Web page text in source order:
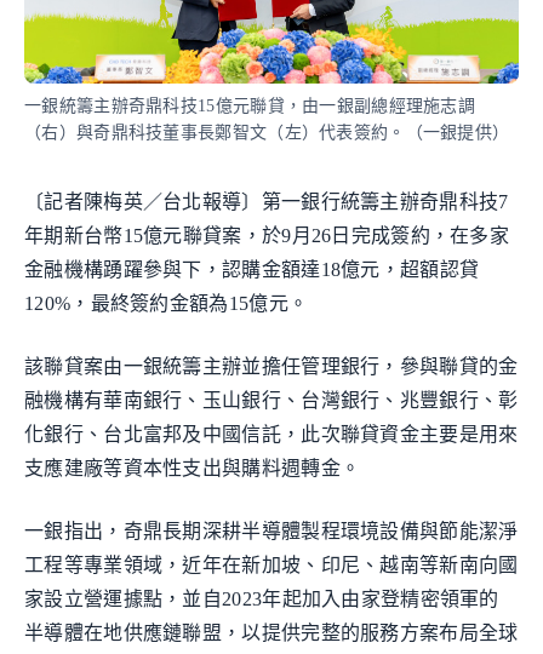
一銀統籌主辦奇鼎科技15億元聯貸，由一銀副總經理施志調
（右）與奇鼎科技董事長鄭智文（左）代表簽約。（一銀提供）
〔記者陳梅英／台北報導〕第一銀行統籌主辦奇鼎科技7
年期新台幣15億元聯貸案，於9月26日完成簽約，在多家
金融機構踴躍參與下，認購金額達18億元，超額認貸
120%，最終簽約金額為15億元。
該聯貸案由一銀統籌主辦並擔任管理銀行，參與聯貸的金
融機構有華南銀行、玉山銀行、台灣銀行、兆豐銀行、彰
化銀行、台北富邦及中國信託，此次聯貸資金主要是用來
支應建廠等資本性支出與購料週轉金。
一銀指出，奇鼎長期深耕半導體製程環境設備與節能潔淨
工程等專業領域，近年在新加坡、印尼、越南等新南向國
家設立營運據點，並自2023年起加入由家登精密領軍的
半導體在地供應鏈聯盟，以提供完整的服務方案布局全球